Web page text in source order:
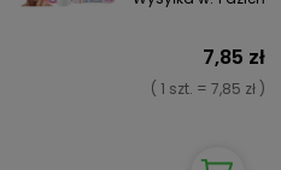
7,85 zł
( 1 szt. = 7,85 zł )